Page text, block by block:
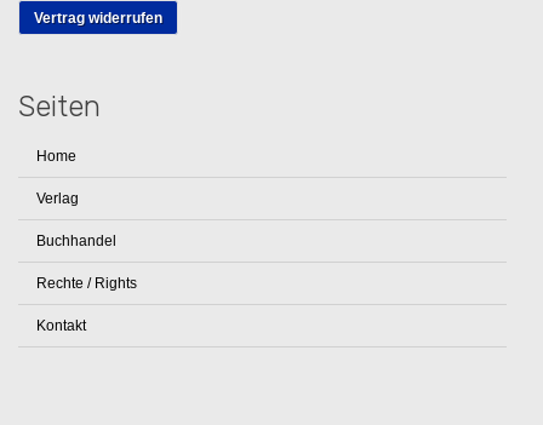
Vertrag widerrufen
Seiten
Home
Verlag
Buchhandel
Rechte / Rights
Kontakt